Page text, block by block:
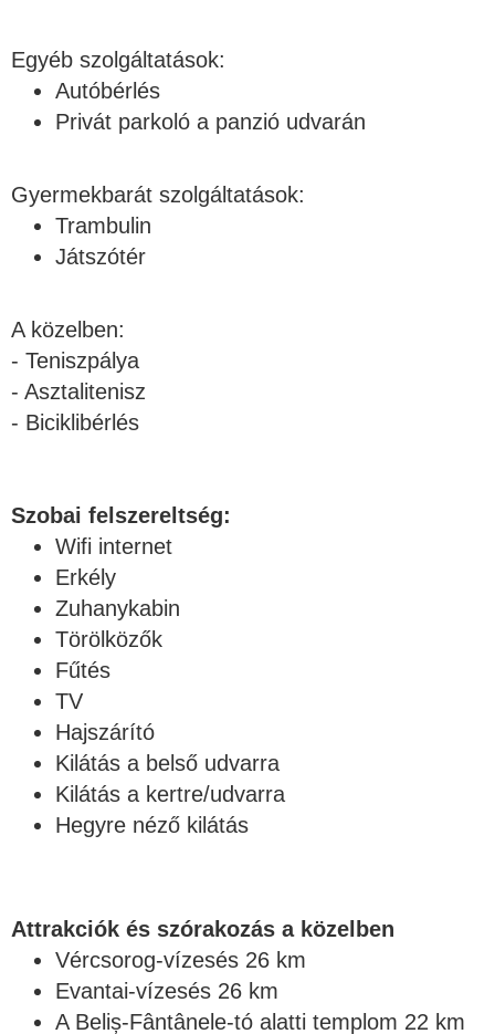
Egyéb szolgáltatások:
Autóbérlés
Privát parkoló a panzió udvarán
Gyermekbarát szolgáltatások:
Trambulin
Játszótér
A közelben:
- Teniszpálya
- Asztalitenisz
- Biciklibérlés
Szobai felszereltség:
Wifi internet
Erkély
Zuhanykabin
Törölközők
Fűtés
TV
Hajszárító
Kilátás a belső udvarra
Kilátás a kertre/udvarra
Hegyre néző kilátás
Attrakciók és szórakozás a közelben
Vércsorog-vízesés 26 km
Evantai-vízesés 26 km
A Beliș-Fântânele-tó alatti templom 22 km